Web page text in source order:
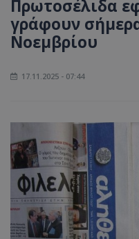
Πρωτοσέλιδα
γράφουν
Νοεμβρίου
17.11.2025 - 07:44